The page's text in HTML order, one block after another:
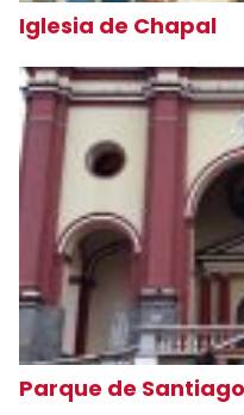
Iglesia de Chapal
Parque de Santiago